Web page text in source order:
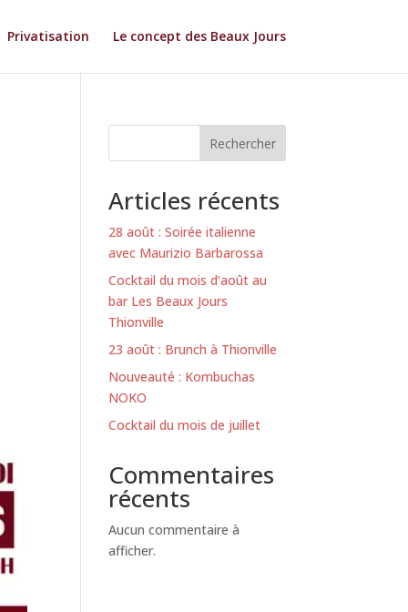
Privatisation Le concept des Beaux Jours
Rechercher
Articles récents
28 août : Soirée italienne
avec Maurizio Barbarossa
Cocktail du mois d’août au
bar Les Beaux Jours
Thionville
23 août : Brunch à Thionville
Nouveauté : Kombuchas
NOKO
Cocktail du mois de juillet
Commentaires
récents
Aucun commentaire à
afficher.